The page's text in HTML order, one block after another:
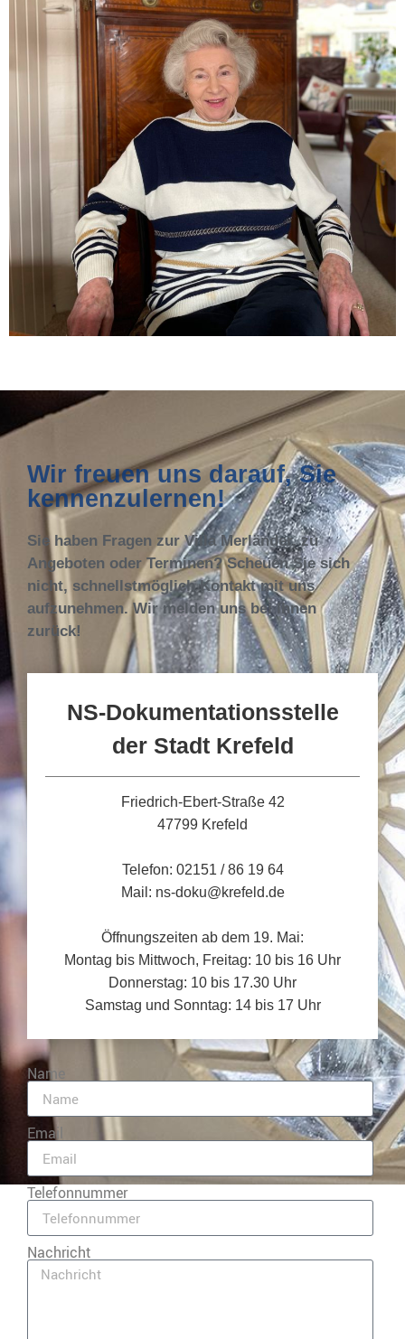
Wir freuen uns darauf, Sie
kennenzulernen!
Sie haben Fragen zur Villa Merländer, zu
Angeboten oder Terminen? Scheuen Sie sich
nicht, schnellstmöglich Kontakt mit uns
aufzunehmen. Wir melden uns bei Ihnen
zurück!
NS-Dokumentationsstelle
der Stadt Krefeld
Friedrich-Ebert-Straße 42
47799 Krefeld
Telefon: 02151 / 86 19 64
Mail: ns-doku@krefeld.de
Öffnungszeiten ab dem 19. Mai:
Montag bis Mittwoch, Freitag: 10 bis 16 Uhr
Donnerstag: 10 bis 17.30 Uhr
Samstag und Sonntag: 14 bis 17 Uhr
Name
Email
Telefonnummer
Nachricht